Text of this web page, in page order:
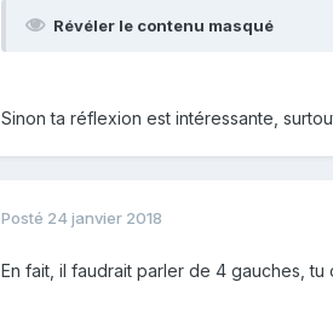
Révéler le contenu masqué
Sinon ta réflexion est intéressante,
Posté 24 janvier 2018
En fait, il faudrait parler de 4 gauches,